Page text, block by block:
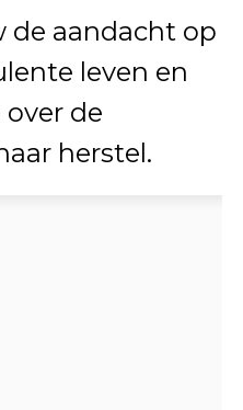
de aandacht op
leven en
de
herstel.